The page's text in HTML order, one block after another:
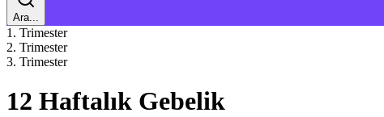
Ara...
1. Trimester
2. Trimester
3. Trimester
12 Haftalık Gebelik